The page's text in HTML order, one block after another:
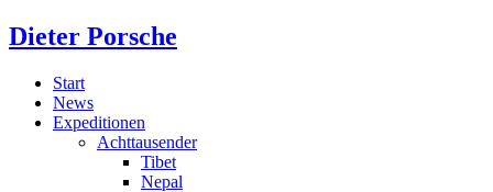
Dieter Porsche
Start
News
Expeditionen
Achttausender
Tibet
Nepal